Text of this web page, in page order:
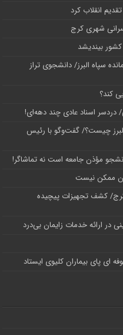
بیندیشد
سپاه البرز/ دانشجوی تراز
کند؟
دردسر اسناد عادی چند‌ دهه‌ای!
چیست؟/ گفت‌وگو با رئیس
مؤذن جامعه است نه تماشاگر!
ممکن نیست
کشف تجهیزات پیچیده
ای پای بیماران کلیوی ایستاد